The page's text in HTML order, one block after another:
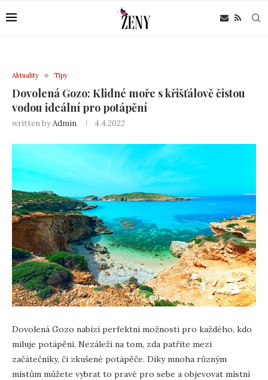
Aktuality Tipy
Dovolená Gozo: Klidné moře s křišťálově čistou
vodou ideální pro potápění
written byAdmin 4.4.2022
Dovolená Gozo nabízí perfektní možnosti pro každého, kdo
miluje potápění. Nezáleží na tom, zda patříte mezi
začátečníky, či zkušené potápěče. Díky mnoha různým
místům můžete vybrat to pravé pro sebe a objevovat místní